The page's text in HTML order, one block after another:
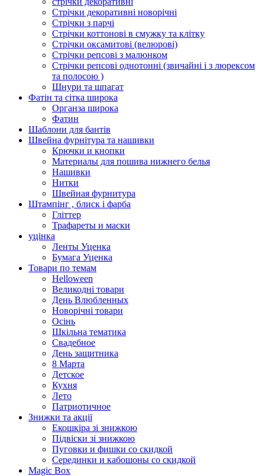
Стрічки декоративні новорічні
Стрічки з парчі
Стрічки коттонові в смужку та клітку
Стрічки оксамитові (велюрові)
Стрічки репсові з малюнком
Стрічки репсові однотонні (звичайні і з люрексом
та полосою )
Шнури та шпагат
Фатін та сітка широка
Органза широка
Фатин
Шаблони для бантів
Швейна фурнітура та нашивки
Крючки и кнопки
Материалы для пошива нижнего белья
Нашивки
Нитки
Швейная фурнитура
Штампінг , блиск і фарба
Гліттер
Трафареты и маски
уцінка
Ленты Уценка
Бумага Уценка
Товари по темам
Helloween
Великодні товари
День Влюбленных
Новорічні товари
Осінь
Шкільна тематика
Свадебное
День защитника
8 Марта
Детское
Кухня
Лето
Патриотичное
Знижки та акції
Екошкіра зі знижкою
Підвіски зі знижкою
Пуговки и фишки со скидкой
Серединки и кабошоны со скидкой
Magic Box